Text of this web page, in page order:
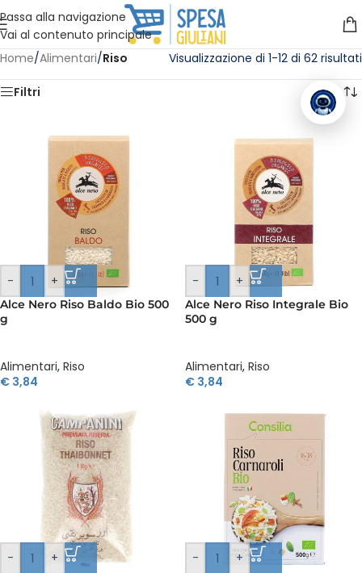
Passa alla navigazione
Vai al contenuto principale
Vuoi assistenza?Clicca qui e ti richiamiamo noi
Home/Alimentari/Riso Visualizzazione di 1-12 di 62 risultati
Filtri
- +
Alce Nero Riso Baldo Bio 500
g
Alimentari, Riso
€ 3,84
- +
Alce Nero Riso Integrale Bio
500 g
Alimentari, Riso
€ 3,84
- + - +